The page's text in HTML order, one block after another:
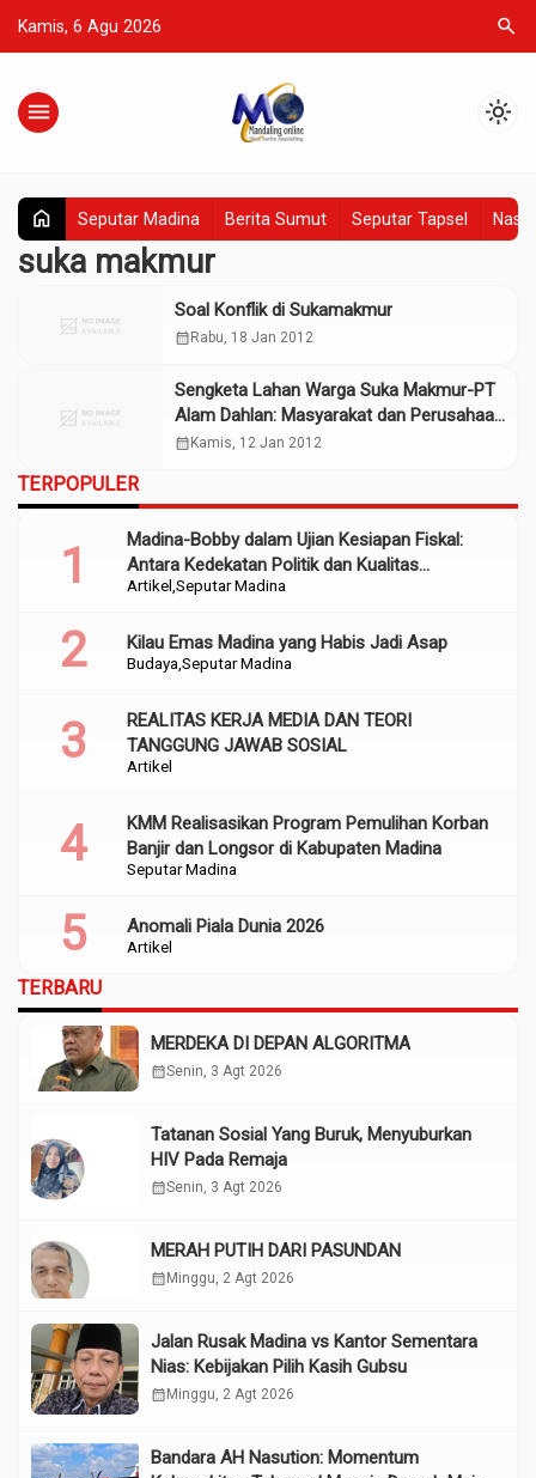
Kamis, 6 Agu 2026 search
menu light_mode
home Seputar Madina Berita Sumut Seputar Tapsel
suka makmur
Soal Konflik di Sukamakmur
calendar_month Rabu, 18 Jan 2012
Sengketa Lahan Warga Suka Makmur-PT
Alam Dahlan: Masyarakat dan Perusahaan
Harus Jujur
calendar_month Kamis, 12 Jan 2012
TERPOPULER
Artikel Seputar Madina
Madina-Bobby dalam Ujian Kesiapan Fiskal:
Antara Kedekatan Politik dan Kualitas
Perencanaan
Budaya Seputar Madina
Kilau Emas Madina yang Habis Jadi Asap
Artikel
REALITAS KERJA MEDIA DAN TEORI
TANGGUNG JAWAB SOSIAL
Seputar Madina
KMM Realisasikan Program Pemulihan Korban
Banjir dan Longsor di Kabupaten Madina
Artikel
Anomali Piala Dunia 2026
TERBARU
MERDEKA DI DEPAN ALGORITMA
calendar_monthSenin, 3 Agt 2026
Tatanan Sosial Yang Buruk, Menyuburkan
HIV Pada Remaja
calendar_monthSenin, 3 Agt 2026
MERAH PUTIH DARI PASUNDAN
calendar_month Minggu, 2 Agt 2026
Jalan Rusak Madina vs Kantor Sementara
Nias: Kebijakan Pilih Kasih Gubsu
calendar_month Minggu, 2 Agt 2026
Bandara AH Nasution: Momentum